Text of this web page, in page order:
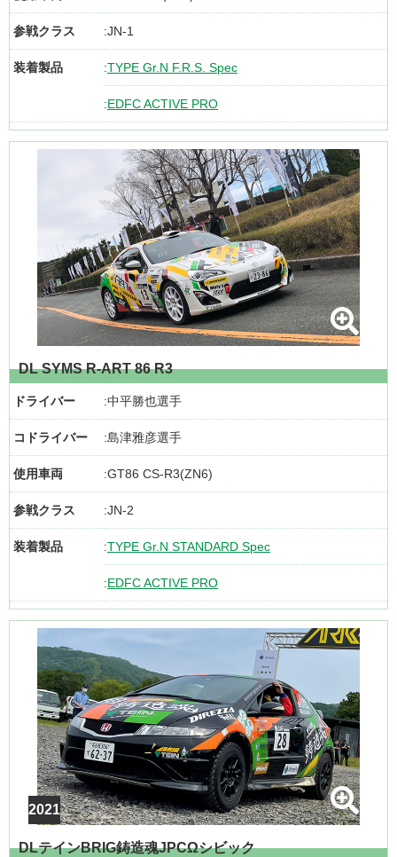
参戦クラス JN-1
装着製品 TYPE Gr.N F.R.S. Spec
EDFC ACTIVE PRO
DL SYMS R-ART 86 R3
ドライバー 中平勝也選手
コドライバー 島津雅彦選手
使用車両 GT86 CS-R3(ZN6)
参戦クラス JN-2
装着製品 TYPE Gr.N STANDARD Spec
EDFC ACTIVE PRO
DLテインBRIG鋳造魂JPCΩシビック